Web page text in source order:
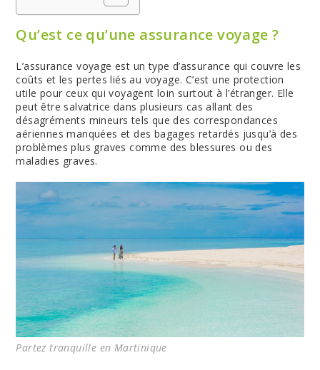
Qu’est ce qu’une assurance voyage ?
L’assurance voyage est un type d’assurance qui couvre les
coûts et les pertes liés au voyage. C’est une protection
utile pour ceux qui voyagent loin surtout à l’étranger. Elle
peut être salvatrice dans plusieurs cas allant des
désagréments mineurs tels que des correspondances
aériennes manquées et des bagages retardés jusqu’à des
problèmes plus graves comme des blessures ou des
maladies graves.
Partez tranquille en Martinique